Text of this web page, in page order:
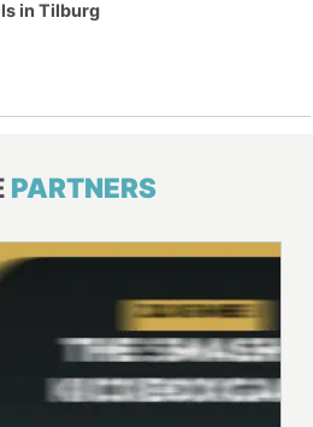
in Tilburg
PARTNERS